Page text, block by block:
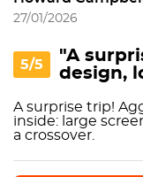
27/01/2026
5/5
"A
design,
A surprise trip!
inside: large
a crossover.